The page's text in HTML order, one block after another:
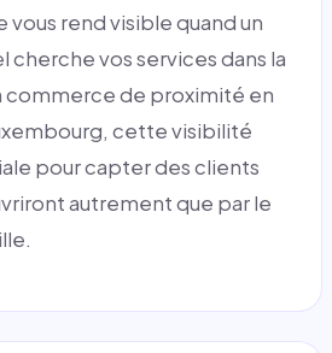
vous rend visible quand un
vos services dans la
commerce de proximité en
cette visibilité
pour capter des clients
autrement que par le